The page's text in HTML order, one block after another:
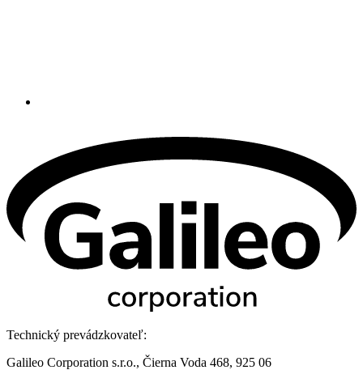
Technický prevádzkovateľ:
Galileo Corporation s.r.o., Čierna Voda 468, 925 06